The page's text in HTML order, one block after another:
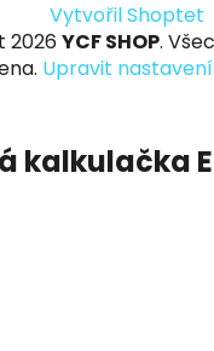
Vytvořil Shoptet
2026 YCF SHOP.
Upravit
kalkulačka